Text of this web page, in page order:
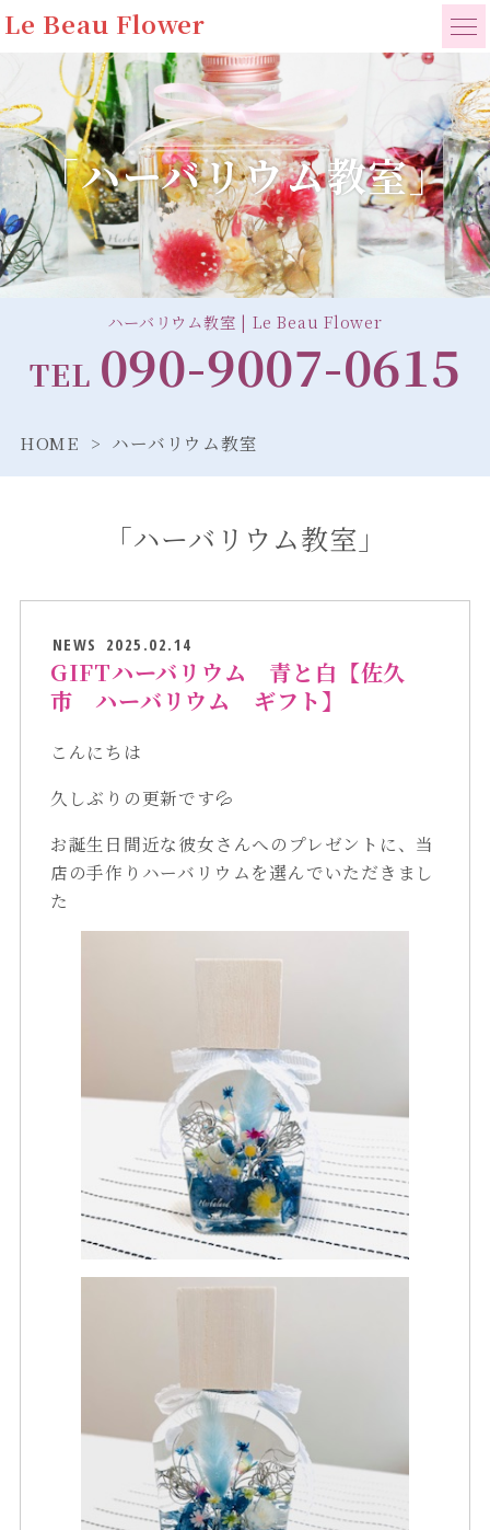
Le Beau Flower
「ハーバリウム教室」
ハーバリウム教室 | Le Beau Flower
TEL 090-9007-0615
HOME ハーバリウム教室
「ハーバリウム教室」
NEWS 2025.02.14
GIFTハーバリウム 青と白【佐久
市 ハーバリウム ギフト】
こんにちは
久しぶりの更新です💦
お誕生日間近な彼女さんへのプレゼントに、当
店の手作りハーバリウムを選んでいただきまし
た